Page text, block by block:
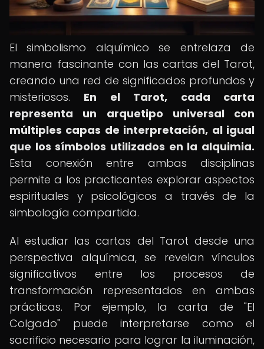
El simbolismo alquímico se entrelaza de
manera fascinante con las cartas del Tarot,
creando una red de significados profundos y
misteriosos. En el Tarot, cada carta
representa un arquetipo universal con
múltiples capas de interpretación, al igual
que los símbolos utilizados en la alquimia.
Esta conexión entre ambas disciplinas
permite a los practicantes explorar aspectos
espirituales y psicológicos a través de la
simbología compartida.
Al estudiar las cartas del Tarot desde una
perspectiva alquímica, se revelan vínculos
significativos entre los procesos de
transformación representados en ambas
prácticas. Por ejemplo, la carta de "El
Colgado" puede interpretarse como el
sacrificio necesario para lograr la iluminación,